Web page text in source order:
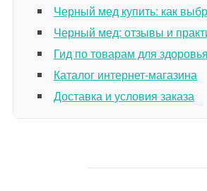
Черный мед купить: как
Черный мед: отзывы и
Гид по товарам для здоровья
Каталог интернет-магазина
Доставка и условия заказа